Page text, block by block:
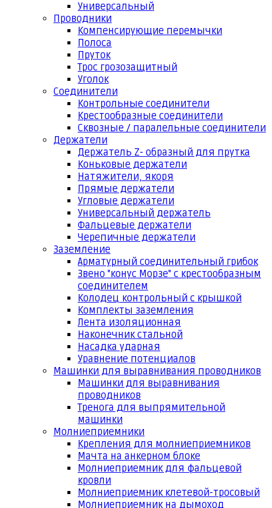
Универсальный
Проводники
Компенсирующие перемычки
Полоса
Пруток
Трос грозозащитный
Уголок
Соединители
Контрольные соединители
Крестообразные соединители
Сквозные / паралельные соединители
Держатели
Держатель Z- образный для прутка
Коньковые держатели
Натяжители, якоря
Прямые держатели
Угловые держатели
Универсальный держатель
Фальцевые держатели
Черепичные держатели
Заземление
Арматурный соединительный грибок
Звено "конус Морзе" с крестообразным
соединителем
Колодец контрольный с крышкой
Комплекты заземления
Лента изоляционная
Наконечник стальной
Насадка ударная
Уравнение потенциалов
Машинки для выравнивания проводников
Машинки для выравнивания
проводников
Тренога для выпрямительной
машинки
Молниеприемники
Крепления для молниеприемников
Мачта на анкерном блоке
Молниеприемник для фальцевой
кровли
Молниеприемник клетевой-тросовый
Молниеприемник на дымоход